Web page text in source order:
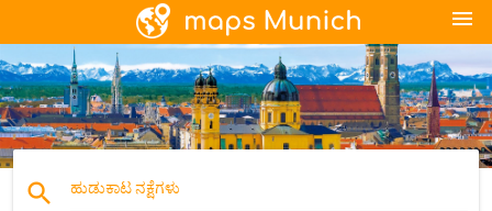
menu
search ಹುಡುಕಾಟ ನಕ್ಷೆಗಳು